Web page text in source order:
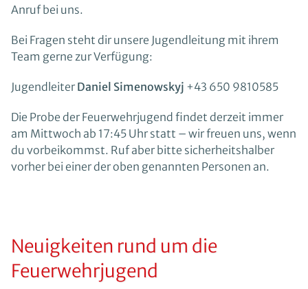
Anruf bei uns.
Bei Fragen steht dir unsere Jugendleitung mit ihrem
Team gerne zur Verfügung:
Jugendleiter Daniel Simenowskyj +43 650 9810585
Die Probe der Feuerwehrjugend findet derzeit immer
am Mittwoch ab 17:45 Uhr statt – wir freuen uns, wenn
du vorbeikommst. Ruf aber bitte sicherheitshalber
vorher bei einer der oben genannten Personen an.
Neuigkeiten rund um die
Feuerwehrjugend